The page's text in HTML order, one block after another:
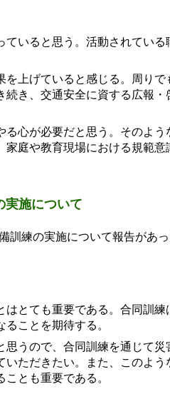
ていると思う。活動されてい
上げていると感じる。周りで
き、交通安全に資する広報・
心が必要だと思う。そのよ
庭や教育現場における規範意
実施について
訓練の実施について報告があっ
とても重要である。合同訓
ことを期待する。
うので、合同訓練を通じて災
ただきたい。また、このよ
とも重要である。